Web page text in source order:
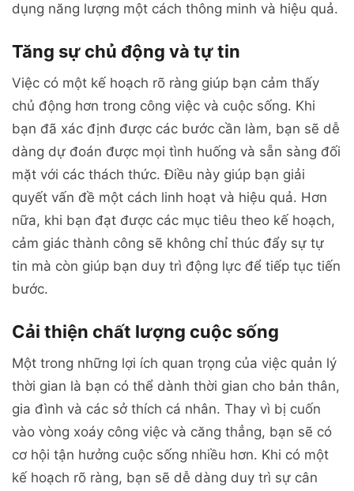
dụng năng lượng một cách thông minh và hiệu quả.
Tăng sự chủ động và tự tin
Việc có một kế hoạch rõ ràng giúp bạn cảm thấy
chủ động hơn trong công việc và cuộc sống. Khi
bạn đã xác định được các bước cần làm, bạn sẽ dễ
dàng dự đoán được mọi tình huống và sẵn sàng đối
mặt với các thách thức. Điều này giúp bạn giải
quyết vấn đề một cách linh hoạt và hiệu quả. Hơn
nữa, khi bạn đạt được các mục tiêu theo kế hoạch,
cảm giác thành công sẽ không chỉ thúc đẩy sự tự
tin mà còn giúp bạn duy trì động lực để tiếp tục tiến
bước.
Cải thiện chất lượng cuộc sống
Một trong những lợi ích quan trọng của việc quản lý
thời gian là bạn có thể dành thời gian cho bản thân,
gia đình và các sở thích cá nhân. Thay vì bị cuốn
vào vòng xoáy công việc và căng thẳng, bạn sẽ có
cơ hội tận hưởng cuộc sống nhiều hơn. Khi có một
kế hoạch rõ ràng, bạn sẽ dễ dàng duy trì sự cân